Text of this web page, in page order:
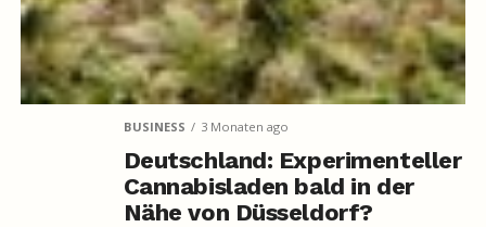
BUSINESS 3 Monaten ago
Deutschland: Experimenteller
Cannabisladen bald in der
Nähe von Düsseldorf?